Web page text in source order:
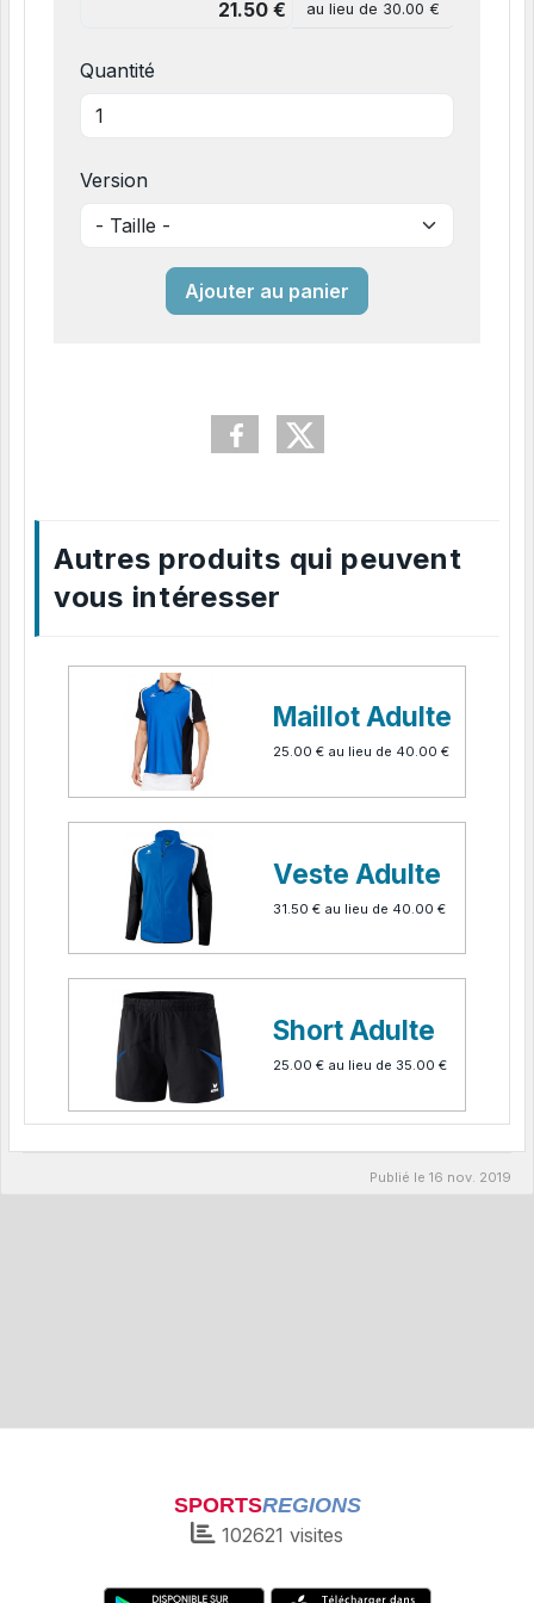
au lieu de 30.00 €
Quantité
Version
Ajouter au panier
Autres produits qui peuvent
vous intéresser
Maillot Adulte
25.00 € au lieu de 40.00 €
Veste Adulte
31.50 € au lieu de 40.00 €
Short Adulte
25.00 € au lieu de 35.00 €
Publié le 16 nov. 2019
SPORTSREGIONS
102621 visites